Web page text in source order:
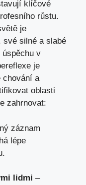
klíčové
růstu.
je
své silné ⁢a slabé
v
je
chování a
⁢oblasti
zahrnovat:
záznam
lépe
lidmi –